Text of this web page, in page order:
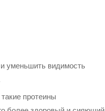
уменьшить видимость
протеины